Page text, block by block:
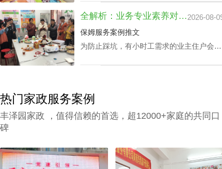
原则下协配合适的阿姨。
全解析：业务专业素养对家政中心荔湾小时工费用的真影响2026-08-
保姆服务案例推文
为防止踩坑，有小时工需求的业主住户会对
中心荔湾小时工费用的核心因素涉及哪些？
丰泽园将用HR下文文章做展开。
热门家政服务案例
丰泽园家政 ，值得信赖的首选，超12000+家庭的共同口
碑